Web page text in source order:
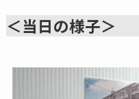
＜当日の様子＞